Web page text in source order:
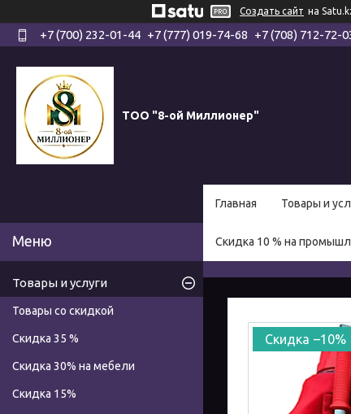
Создать сайт на
+7 (700) 232-01-44 +7 (777) 019-74-68 +7 (708) 712-72-
ТОО "8-ой Миллионер"
Главная Товары и
Скидка 10 % на
–10%
Товары и услуги
Товары со скидкой
Скидка 35 %
Скидка 30% на мебели
Скидка 15%